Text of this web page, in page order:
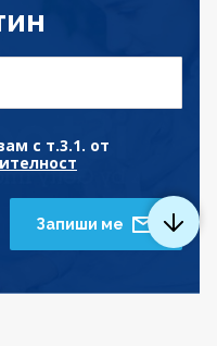
с т.3.1. от
Запиши ме